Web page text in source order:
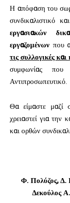
Η απόφαση του
συνδικαλιστικό
εργασιακών
εργαζομένων που
τις συλλογικές
συμφωνίας
Αντιπροσωπευτικό.
Θα είμαστε μαζί
χρειαστεί για την
και ορθών
Φ. Πολύζος, Δ.
Δεκούλος